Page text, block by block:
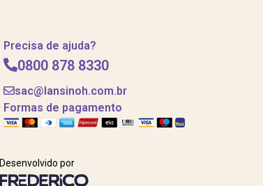
Precisa de ajuda?
0800 878 8330
sac@lansinoh.com.br
Formas de pagamento
Desenvolvido por